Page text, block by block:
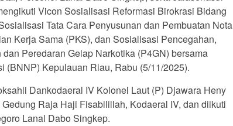
Vicon Sosialisasi Reformasi Birokrasi Bidang
Tata Cara Penyusunan dan Pembuatan Nota
Kerja Sama (PKS), dan Sosialisasi Pencegahan,
Peredaran Gelap Narkotika (P4GN) bersama
(BNNP) Kepulauan Riau, Rabu (5/11/2025).
Dankodaeral IV Kolonel Laut (P) Djawara Heny
Raja Haji Fisabilillah, Kodaeral IV, dan diikuti
Lanal Dabo Singkep.